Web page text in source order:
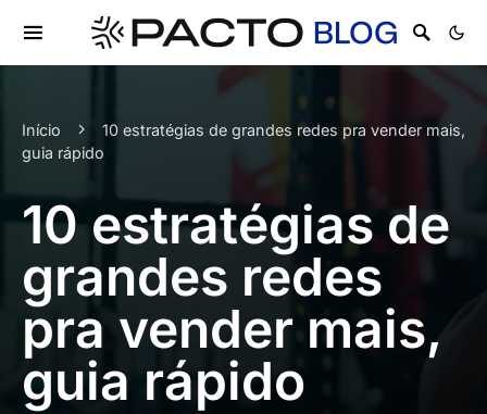
Início
10 estratégias de grandes redes pra vender mais,
guia rápido
10 estratégias de
grandes redes
pra vender mais,
guia rápido